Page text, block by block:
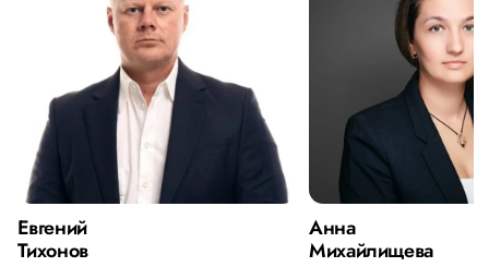
Евгений
Тихонов
Анна
Михайлищева